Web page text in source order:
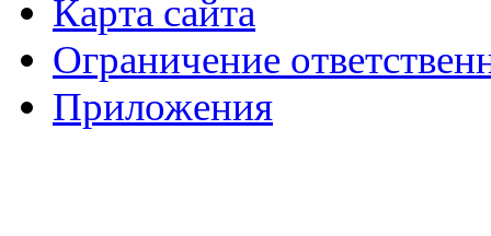
Карта сайта
Ограничение
Приложения